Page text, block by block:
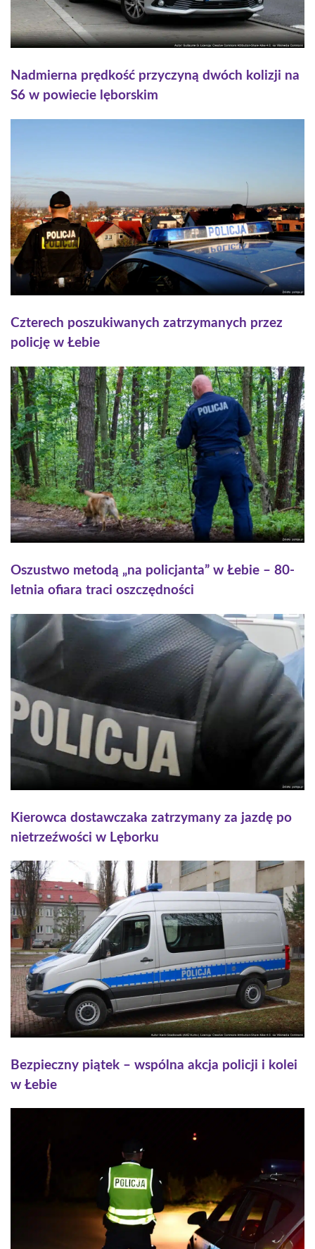
Nadmierna prędkość przyczyną dwóch kolizji na
S6 w powiecie lęborskim
Czterech poszukiwanych zatrzymanych przez
policję w Łebie
Oszustwo metodą „na policjanta” w Łebie – 80-
letnia ofiara traci oszczędności
Kierowca dostawczaka zatrzymany za jazdę po
nietrzeźwości w Lęborku
Bezpieczny piątek – wspólna akcja policji i kolei
w Łebie